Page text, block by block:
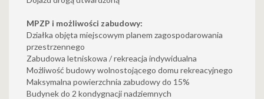
MPZP i możliwości zabudowy:
Działka objęta miejscowym planem zagospodarowania
przestrzennego
Zabudowa letniskowa / rekreacja indywidualna
Możliwość budowy wolnostojącego domu rekreacyjnego
Maksymalna powierzchnia zabudowy do 15%
Budynek do 2 kondygnacji nadziemnych